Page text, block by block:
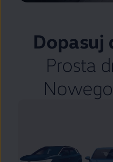
Dopasuj
Prosta